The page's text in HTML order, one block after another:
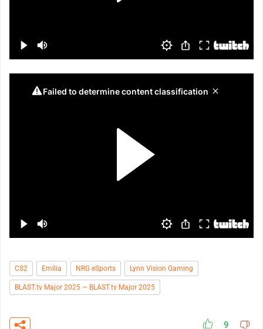
CS2 Emilia NRG eSports Lynn Vision Gaming
BLAST.tv Major 2025 — BLAST.tv Major 2025
9